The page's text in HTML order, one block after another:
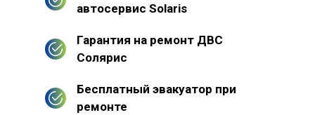
автосервис Solaris
Гарантия на ремонт ДВС
Солярис
Бесплатный эвакуатор при
ремонте